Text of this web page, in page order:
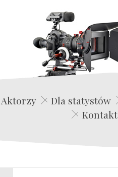
Aktorzy Dla statystów
Kontakt